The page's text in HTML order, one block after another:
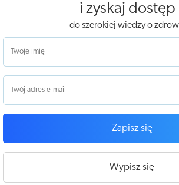
i zyskaj dostęp
do szerokiej wiedzy o
Zapisz się
Wypisz się